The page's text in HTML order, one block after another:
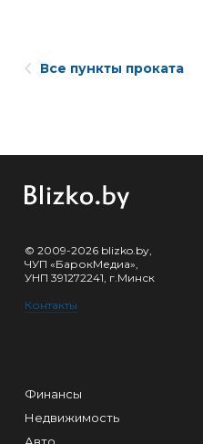
Все пункты проката
© 2009-2026 blizko.by,
ЧУП «БарокМедиа»,
УНП 391272241, г.Минск
Контакты
Финансы
Недвижимость